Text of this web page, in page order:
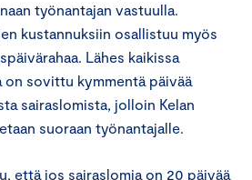
työnantajan vastuulla.
kustannuksiin osallistuu myös
Lähes kaikissa
sovittu kymmentä päivää
sairaslomista, jolloin Kelan
suoraan työnantajalle.
että jos sairaslomia on 20 päivää